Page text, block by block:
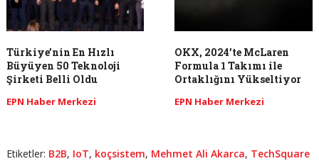
Türkiye’nin En Hızlı
Büyüyen 50 Teknoloji
Şirketi Belli Oldu
EPN Haber Merkezi
OKX, 2024’te McLaren
Formula 1 Takımı ile
Ortaklığını Yükseltiyor
EPN Haber Merkezi
Etiketler: B2B, IoT, koçsistem, Mehmet Ali Akarca, TechSquare